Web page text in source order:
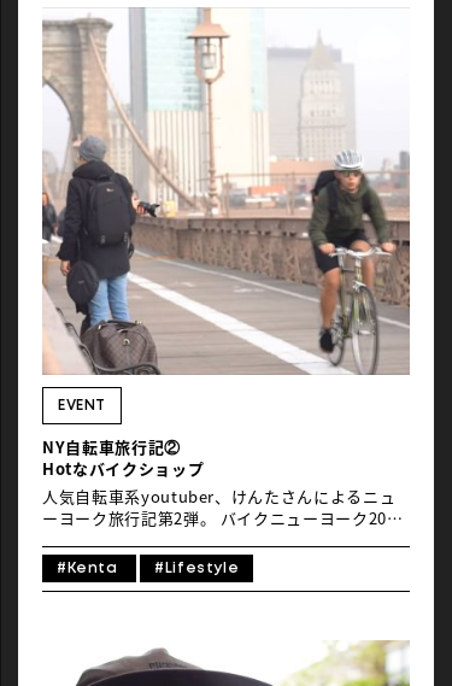
EVENT
NY自転車旅行記②
Hotなバイクショップ
人気自転車系youtuber、けんたさんによるニュ
ーヨーク旅行記第2弾。 バイクニューヨーク2019
動画を公開しました。 今回はニューヨークで人気
のバイクショップを巡ります。
#Kenta #Lifestyle